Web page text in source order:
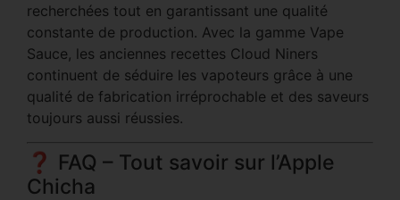
recherchées tout en garantissant une qualité
constante de production. Avec la gamme Vape
Sauce, les anciennes recettes Cloud Niners
continuent de séduire les vapoteurs grâce à une
qualité de fabrication irréprochable et des saveurs
toujours aussi réussies.
❓ FAQ – Tout savoir sur l’Apple
Chicha